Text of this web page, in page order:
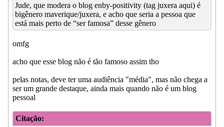
Jude, que modera o blog enby-positivity (tag juxera aqui) é
bigênero maverique/juxera, e acho que seria a pessoa que
está mais perto de “ser famosa” desse gênero
omfg
acho que esse blog não é tão famoso assim tho
pelas notas, deve ter uma audiência "média", mas não chega a
ser um grande destaque, ainda mais quando não é um blog
pessoal
Citação: